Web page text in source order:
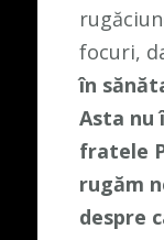
focuri,
în
Asta nu
fratele
rugăm
despre